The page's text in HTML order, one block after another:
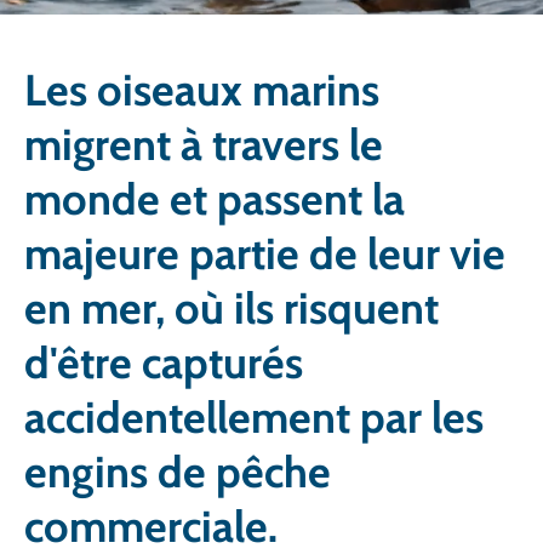
Les oiseaux marins
migrent à travers le
monde et passent la
majeure partie de leur vie
en mer, où ils risquent
d'être capturés
accidentellement par les
engins de pêche
commerciale.